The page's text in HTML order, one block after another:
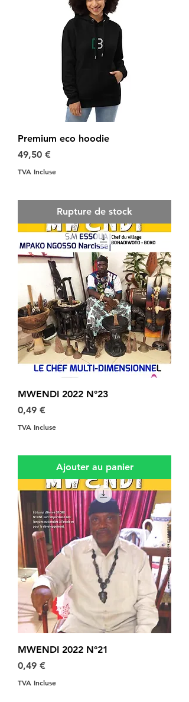
Premium eco hoodie
Prix
49,50 €
TVA Incluse
Rupture de stock
MWENDI 2022 N°23
Prix
0,49 €
TVA Incluse
Ajouter au panier
MWENDI 2022 N°21
Prix
0,49 €
TVA Incluse